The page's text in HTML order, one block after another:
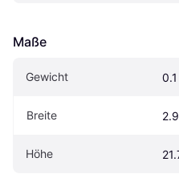
Maße
Gewicht
Breite
Höhe